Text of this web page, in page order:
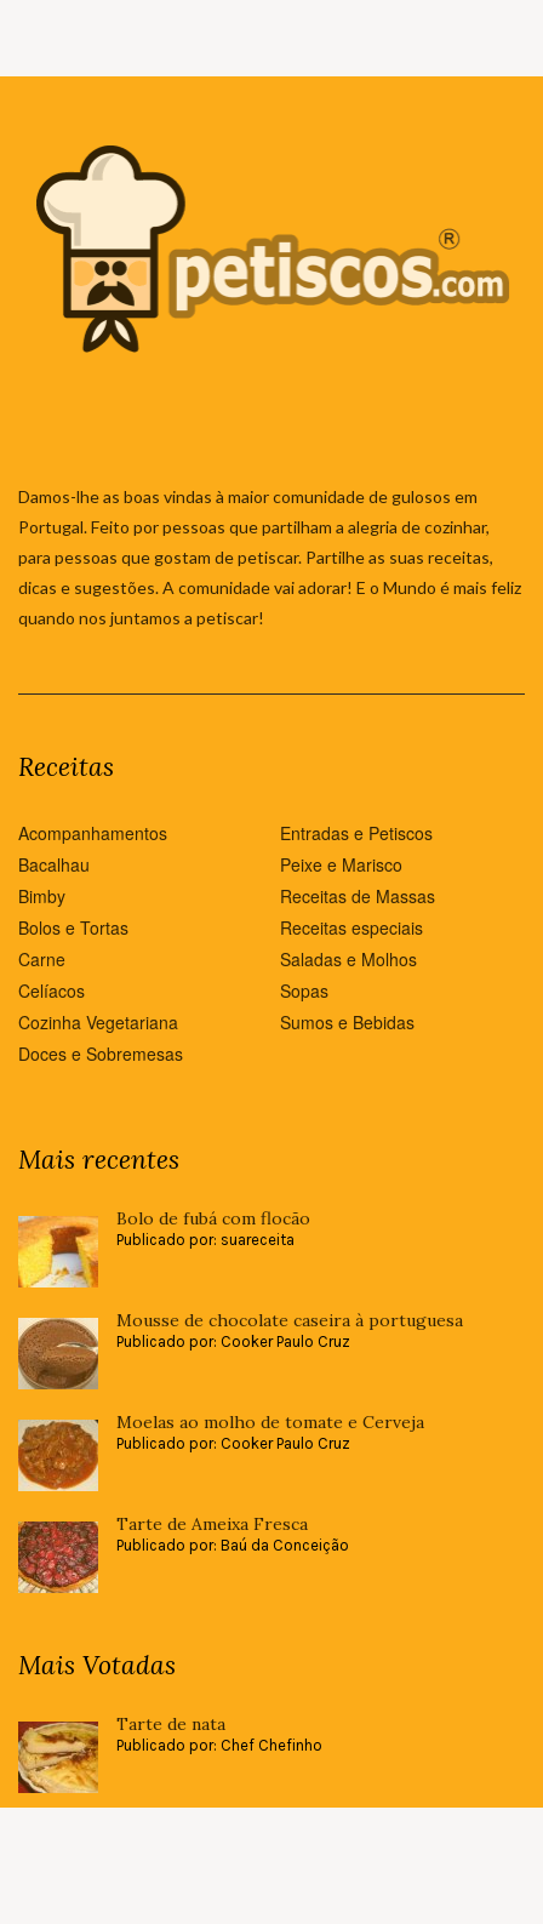
Damos-lhe as boas vindas à maior comunidade de gulosos em
Portugal. Feito por pessoas que partilham a alegria de cozinhar,
para pessoas que gostam de petiscar. Partilhe as suas receitas,
dicas e sugestões. A comunidade vai adorar! E o Mundo é mais feliz
quando nos juntamos a petiscar!
Receitas
Acompanhamentos
Bacalhau
Bimby
Bolos e Tortas
Carne
Celíacos
Cozinha Vegetariana
Doces e Sobremesas
Entradas e Petiscos
Peixe e Marisco
Receitas de Massas
Receitas especiais
Saladas e Molhos
Sopas
Sumos e Bebidas
Mais recentes
Bolo de fubá com flocão
Publicado por: suareceita
Mousse de chocolate caseira à portuguesa
Publicado por: Cooker Paulo Cruz
Moelas ao molho de tomate e Cerveja
Publicado por: Cooker Paulo Cruz
Tarte de Ameixa Fresca
Publicado por: Baú da Conceição
Mais Votadas
Tarte de nata
Publicado por: Chef Chefinho